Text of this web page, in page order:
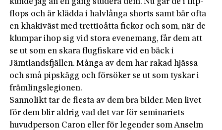
kunde jag än en gång studera dem. Nu går de i flip-
flops och är klädda i halvlånga shorts samt bär ofta
en khakiväst med trettioåtta fickor och som, när de
klumpar ihop sig vid stora evenemang, får dem att
se ut som en skara flugfiskare vid en bäck i
Jämtlandsfjällen. Många av dem har rakad hjässa
och små pipskägg och försöker se ut som tyskar i
främlingslegionen.
Sannolikt tar de flesta av dem bra bilder. Men livet
för dem blir aldrig vad det var för seminariets
huvudperson Caron eller för legender som Anselm